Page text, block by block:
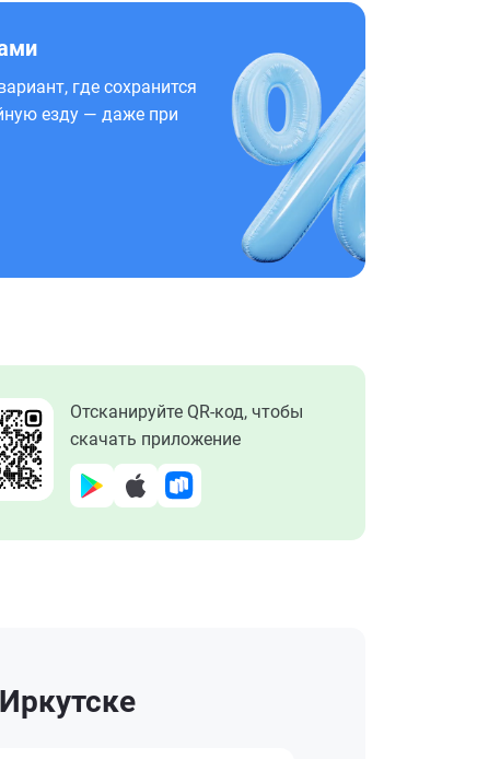
где сохранится
езду — даже при
Отсканируйте QR-код, чтобы
скачать приложение